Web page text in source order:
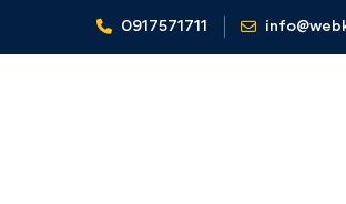
0917571711
Home Những lưu ý về quyết toán